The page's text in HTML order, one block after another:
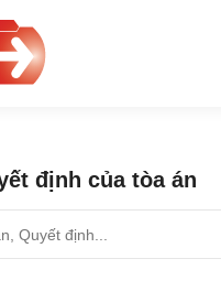
định của tòa án